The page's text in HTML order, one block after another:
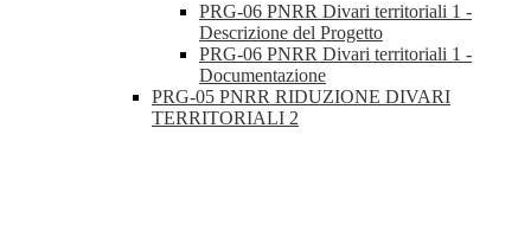
PRG-06 PNRR Divari territoriali 1 -
Descrizione del Progetto
PRG-06 PNRR Divari territoriali 1 -
Documentazione
PRG-05 PNRR RIDUZIONE DIVARI
TERRITORIALI 2